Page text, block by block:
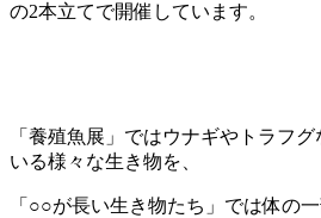
の2本立てで開催しています。
「養殖魚展」ではウナギやトラフ
いる様々な生き物を、
「○○が長い生き物たち」では体の